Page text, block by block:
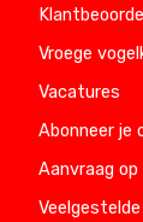
Vroege
Vacatures
Abonneer je
Aanvraag